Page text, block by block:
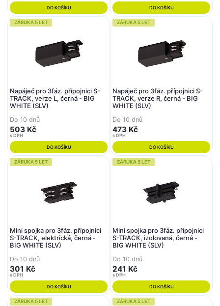
DO KOŠÍKU DO KOŠÍKU
ZÁRUKA 5 LET
Napáječ pro 3fáz. přípojnici S-
TRACK, verze L, černá - BIG
WHITE (SLV)
Do 10 dnů
503 Kč
s DPH
DO KOŠÍKU
ZÁRUKA 5 LET
Napáječ pro 3fáz. přípojnici S-
TRACK, verze R, černá - BIG
WHITE (SLV)
Do 10 dnů
473 Kč
s DPH
DO KOŠÍKU
ZÁRUKA 5 LET
Mini spojka pro 3fáz. přípojnici
S-TRACK, elektrická, černá -
BIG WHITE (SLV)
Do 10 dnů
301 Kč
s DPH
DO KOŠÍKU
ZÁRUKA 5 LET
Mini spojka pro 3fáz. přípojnici
S-TRACK, izolovaná, černá -
BIG WHITE (SLV)
Do 10 dnů
241 Kč
s DPH
DO KOŠÍKU
ZÁRUKA 5 LET ZÁRUKA 5 LET